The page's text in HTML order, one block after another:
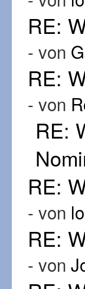
RE:
- von
RE:
- von
RE:
RE:
- von
RE:
- von